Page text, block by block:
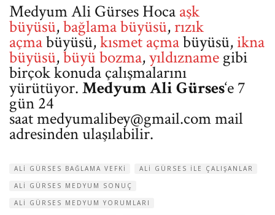
Medyum Ali Gürses Hoca aşk
büyüsü,bağlama büyüsü, rızık
açmabüyüsü,kısmet açmabüyüsü,ikna
büyüsü,büyü bozma,yıldızname gibi
birçok konuda çalışmalarını
yürütüyor. Medyum Ali Gürses‘e 7
gün 24
saatmedyumalibey@gmail.commail
adresinden ulaşılabilir.
ALI GÜRSES BAĞLAMA VEFKI
ALI GÜRSES ILE ÇALIŞANLAR
ALI GÜRSES MEDYUM SONUÇ
ALI GÜRSES MEDYUM YORUMLARI